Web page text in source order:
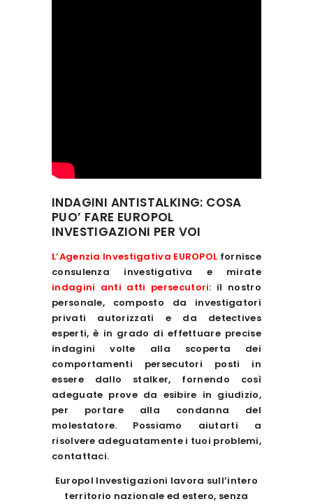
INDAGINI ANTISTALKING: COSA
PUO’ FARE EUROPOL
INVESTIGAZIONI PER VOI
L’Agenzia Investigativa EUROPOL fornisce
consulenza investigativa e mirate
indagini anti atti persecutori: il nostro
personale, composto da investigatori
privati autorizzati e da detectives
esperti, è in grado di effettuare precise
indagini volte alla scoperta dei
comportamenti persecutori posti in
essere dallo stalker, fornendo così
adeguate prove da esibire in giudizio,
per portare alla condanna del
molestatore. Possiamo aiutarti a
risolvere adeguatamente i tuoi problemi,
contattaci.
Europol Investigazioni lavora sull’intero
territorio nazionale ed estero, senza